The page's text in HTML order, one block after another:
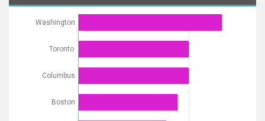
Washington
Toronto
Columbus
Boston